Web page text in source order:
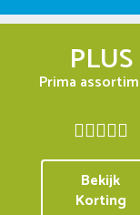
PLUS
Prima
Bekijk
Korting